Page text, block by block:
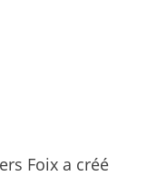
Foix a créé